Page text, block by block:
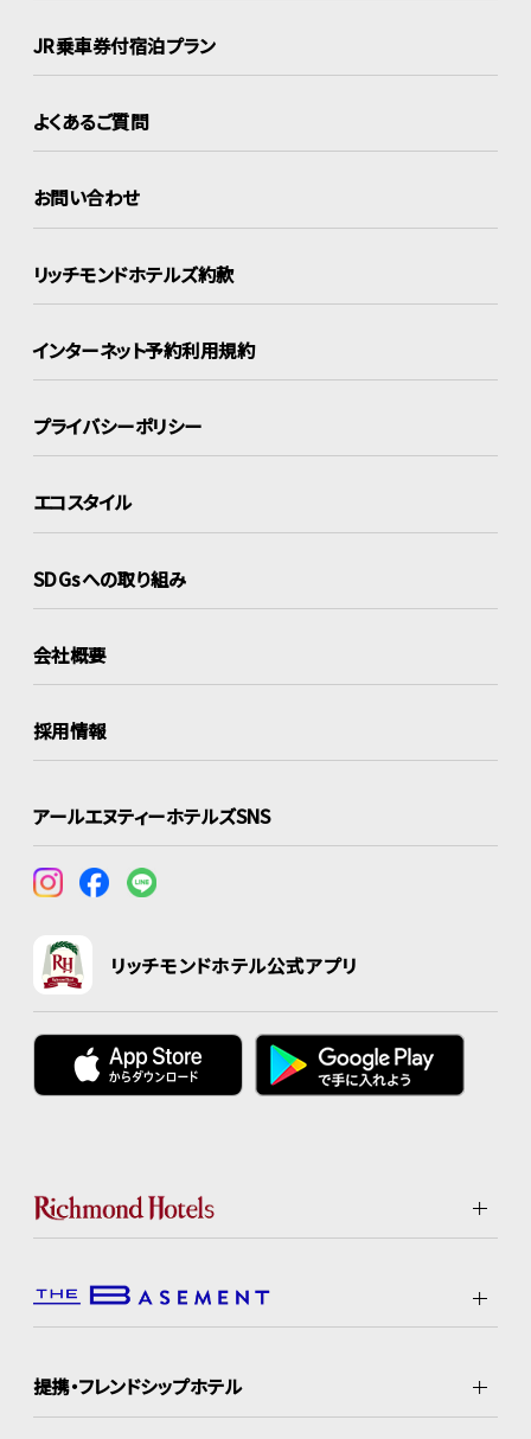
JR乗車券付宿泊プラン
よくあるご質問
お問い合わせ
リッチモンドホテルズ約款
インターネット予約利用規約
プライバシーポリシー
エコスタイル
SDGsへの取り組み
会社概要
採用情報
アールエヌティーホテルズSNS
リッチモンドホテル公式アプリ
提携・フレンドシップホテル